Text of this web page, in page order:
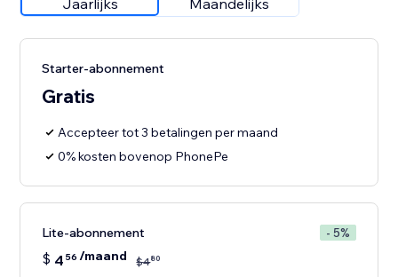
Jaarlijks Maandelijks
Starter-abonnement
Gratis
Accepteer tot 3 betalingen per maand
0% kosten bovenop PhonePe
Lite-abonnement - 5%
$ 4 56 /maand $480